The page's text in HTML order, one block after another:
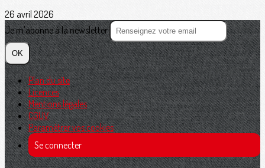
26 avril 2026
Je m'abonne à la newsletter
OK
Plan du site
Licences
Mentions légales
CGUV
Paramétrer vos cookies
Se connecter